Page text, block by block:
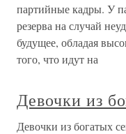
партийные кадры. У
резерва на случай
будущее, обладая
того, что идут на
Девочки из
Девочки из богатых